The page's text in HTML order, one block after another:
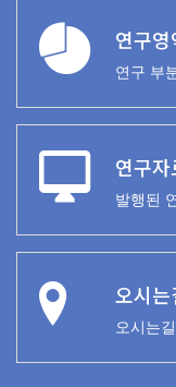
연구영
연구 부
연구자
발행된
오시는
오시는